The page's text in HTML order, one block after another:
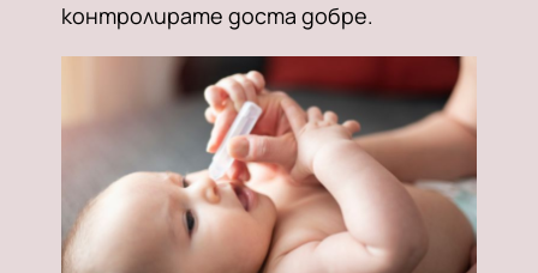
контролирате доста добре.